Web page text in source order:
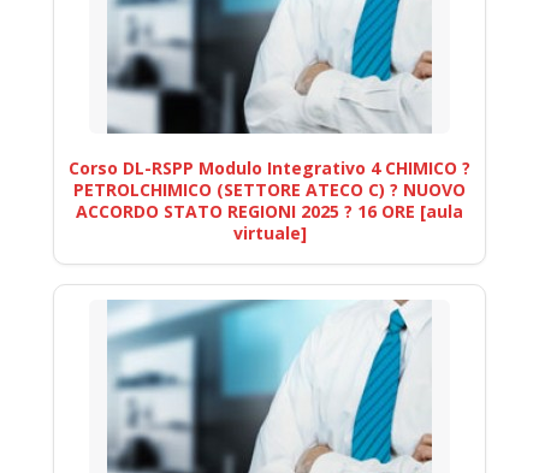
Corso DL-RSPP Modulo Integrativo 4 CHIMICO ?
PETROLCHIMICO (SETTORE ATECO C) ? NUOVO
ACCORDO STATO REGIONI 2025 ? 16 ORE [aula
virtuale]